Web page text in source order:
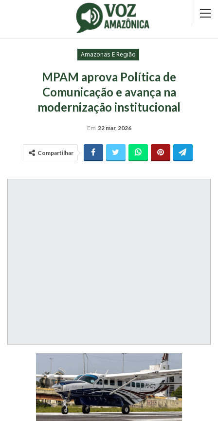
Amazonas E Região
MPAM aprova Política de
Comunicação e avança na
modernização institucional
Em 22 mar, 2026
Compartilhar